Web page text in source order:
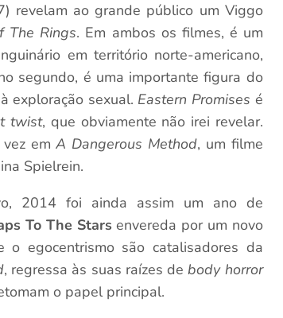
revelam ao grande público um Viggo
The Rings. Em ambos os filmes, é um
em território norte-americano,
segundo, é uma importante figura do
exploração sexual. Eastern Promises é
twist, que obviamente não irei revelar.
vez emA Dangerous Method, um filme
Spielrein.
2014 foi ainda assim um ano de
To The Starsenvereda por um novo
egocentrismo são catalisadores da
, regressa às suas raízes debody horror
o papel principal.